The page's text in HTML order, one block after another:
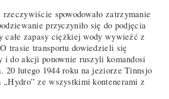
spowodowało zatrzymanie
przyczyniło się do podjęcia
zapasy ciężkiej wody wywieźć z
trasie transportu dowiedzieli się
i do akcji ponownie ruszyli komandosi
20 lutego 1944 roku na jeziorze Tinnsjo
„Hydro” ze wszystkimi kontenerami z